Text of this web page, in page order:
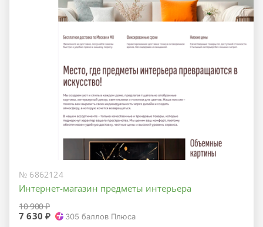
№ 6862124
Интернет-магазин предметы интерьера
10 900 ₽
7 630 ₽ 305 баллов Плюса